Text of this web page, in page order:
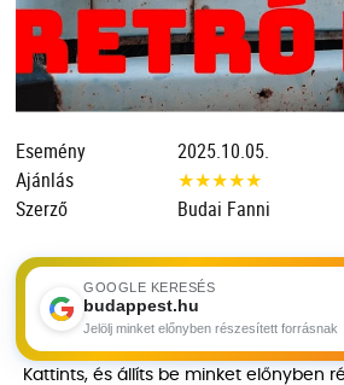
Esemény
2025.10.05.
Ajánlás
★★★★★
Szerző
Budai Fanni
GOOGLE KERESÉS
budappest.hu
Jelölj minket előnyben részesített forrásnak
Kattints, és állíts be minket előnyben